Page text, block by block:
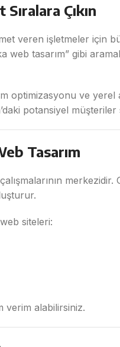
Çıkın
veren işletmeler için
web tasarım” gibi
optimizasyonu ve
potansiyel müşteriler
Tasarım
siteleri:
verim alabilirsiniz.